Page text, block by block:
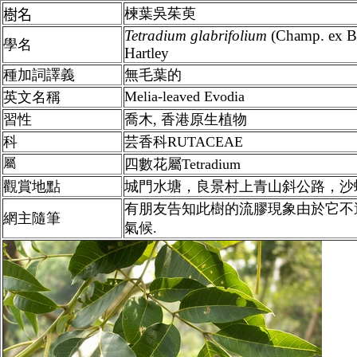
樹名
楝葉吳茱萸
學名
Tetradium glabrifolium (Champ. ex
Hartley
種加詞譯義
無毛葉的
英文名稱
Melia-leaved Evodia
習性
喬木, 香港原生植物
科
芸香科RUTACEAE
屬 四數花屬Tetradium
觀賞地點
城門水塘，良景村上青山斜公路，
網主隨筆
有朋友告知此樹的流膠現象由於它
氣候.